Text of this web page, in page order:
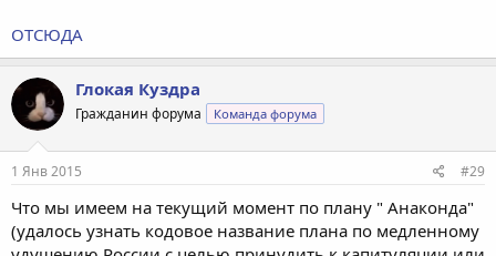
ОТСЮДА
Глокая Куздра
Гражданин форума Команда форума
1 Янв 2015 #29
Что мы имеем на текущий момент по плану " Анаконда"
(удалось узнать кодовое название плана по медленному